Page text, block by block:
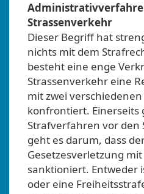
Strassenverkehr
Dieser Begriff hat
nichts mit dem
besteht eine enge
Strassenverkehr eine
mit zwei
konfrontiert. Einerseits
Strafverfahren vor den
geht es darum, dass
Gesetzesverletzung
sanktioniert. Entweder
oder eine